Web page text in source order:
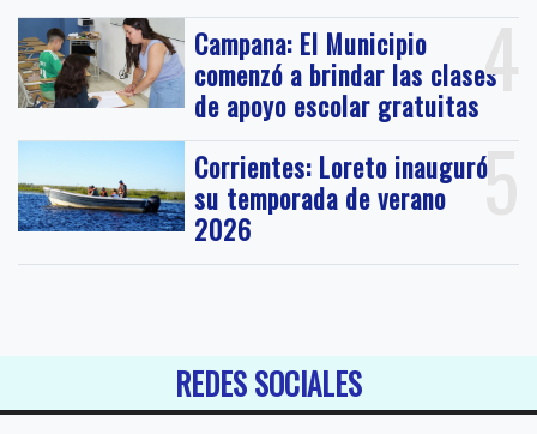
4
Campana: El Municipio
comenzó a brindar las clases
de apoyo escolar gratuitas
5
Corrientes: Loreto inauguró
su temporada de verano
2026
REDES SOCIALES